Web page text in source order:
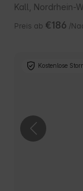
Kall, Nordrhein-
Preis ab €186 /
Kostenlose